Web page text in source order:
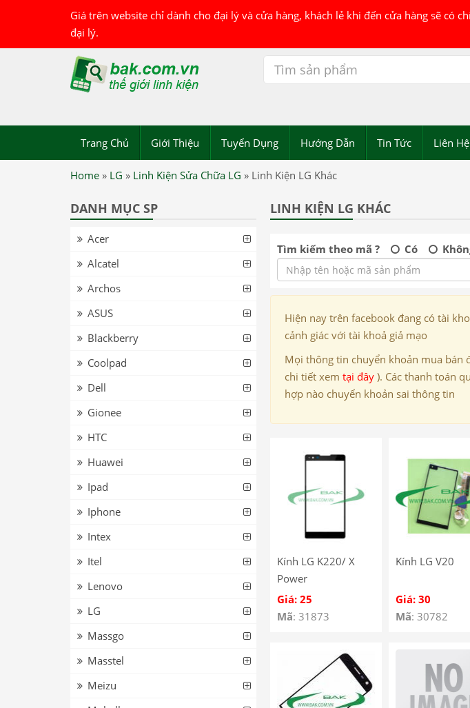
Giá trên website chỉ dành cho đại lý và cửa hàng, khách lẻ khi đến cửa hàng sẽ có
đại lý.
Trang Chủ Giới Thiệu Tuyển Dụng Hướng Dẫn Tin Tức Liên Hệ
Home » LG » Linh Kiện Sửa Chữa LG » Linh Kiện LG Khác
LINH KIỆN LG KHÁC
Tìm kiếm theo mã ? Có
Hiện nay trên facebook đang có tài
cảnh giác với tài khoả giả mạo
Mọi thông tin chuyển khoản mua bán
chi tiết xem tại đây ). Các thanh toán
hợp nào chuyển khoản sai thông tin
Kính LG K220/ X
Power
Giá: 25
Mã: 31873
Kính LG V20
Giá: 30
Mã: 30782
DANH MỤC SP
Acer
Alcatel
Archos
ASUS
Blackberry
Coolpad
Dell
Gionee
HTC
Huawei
Ipad
Iphone
Intex
Itel
Lenovo
LG
Massgo
Masstel
Meizu